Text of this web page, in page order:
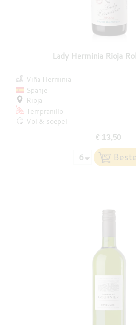
Lady Herminia Rioja
Viña Herminia
Spanje
Rioja
Tempranillo
Vol & soepel
€ 13,50